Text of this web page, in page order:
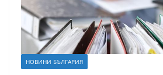
НОВИНИ БЪЛГАРИЯ